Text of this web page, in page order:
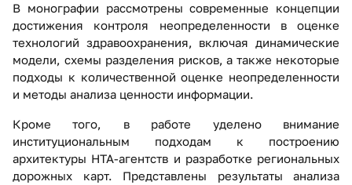
В монографии рассмотрены современные концепции
достижения контроля неопределенности в оценке
технологий здравоохранения, включая динамические
модели, схемы разделения рисков, а также некоторые
подходы к количественной оценке неопределенности
и методы анализа ценности информации.
Кроме того, в работе уделено внимание
институциональным подходам к построению
архитектуры HTA-агентств и разработке региональных
дорожных карт. Представлены результаты анализа